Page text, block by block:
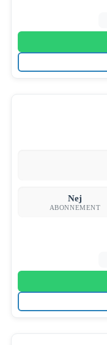
Nej
ABONNEMENT